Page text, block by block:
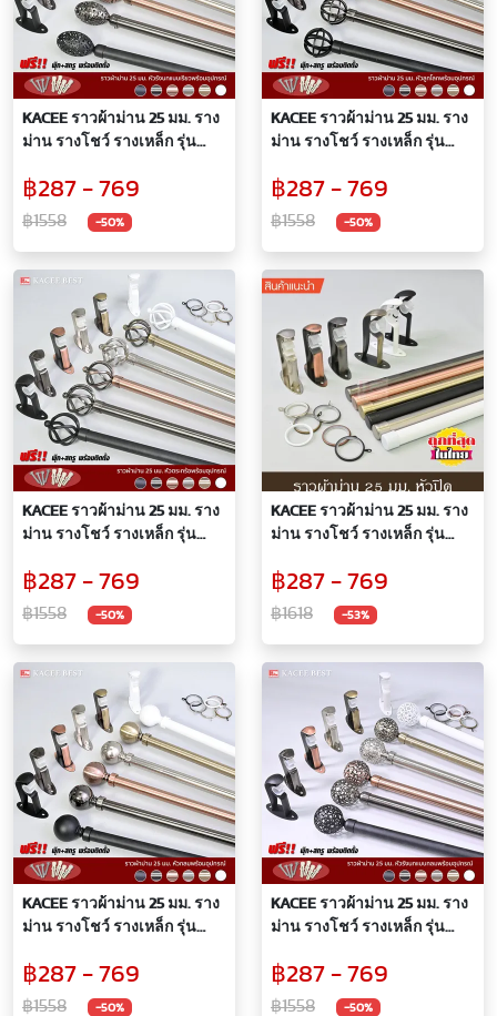
KACEE ราวผ้าม่าน 25 มม. ราง
ม่าน รางโชว์ รางเหล็ก รุ่น
แบบเรียว)
฿287 - 769
฿1558 -50%
KACEE ราวผ้าม่าน 25 มม. ราง
ม่าน รางโชว์ รางเหล็ก รุ่น
฿287 - 769
฿1558 -50%
KACEE ราวผ้าม่าน 25 มม. ราง
ม่าน รางโชว์ รางเหล็ก รุ่น
฿287 - 769
฿1558 -50%
KACEE ราวผ้าม่าน 25 มม. ราง
ม่าน รางโชว์ รางเหล็ก รุ่น
฿287 - 769
฿1618 -53%
KACEE ราวผ้าม่าน 25 มม. ราง
ม่าน รางโชว์ รางเหล็ก รุ่น
฿287 - 769
฿1558 -50%
KACEE ราวผ้าม่าน 25 มม. ราง
ม่าน รางโชว์ รางเหล็ก รุ่น
แบบกลม)
฿287 - 769
฿1558 -50%